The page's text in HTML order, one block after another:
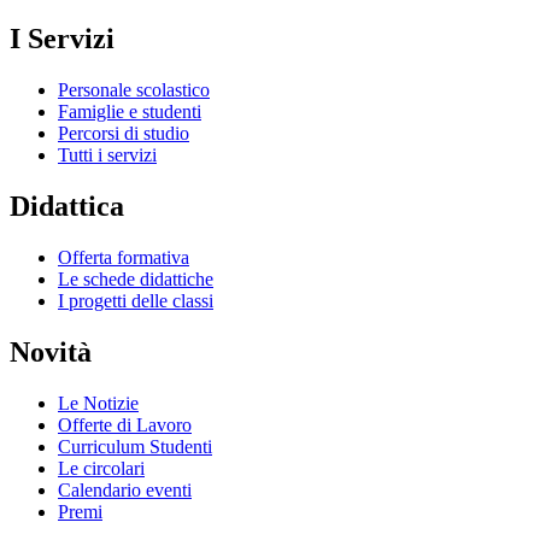
I Servizi
Personale scolastico
Famiglie e studenti
Percorsi di studio
Tutti i servizi
Didattica
Offerta formativa
Le schede didattiche
I progetti delle classi
Novità
Le Notizie
Offerte di Lavoro
Curriculum Studenti
Le circolari
Calendario eventi
Premi